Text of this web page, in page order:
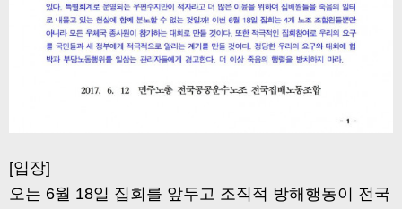
[입장]
오는 6월 18일 집회를 앞두고 조직적 방해행동이 전국